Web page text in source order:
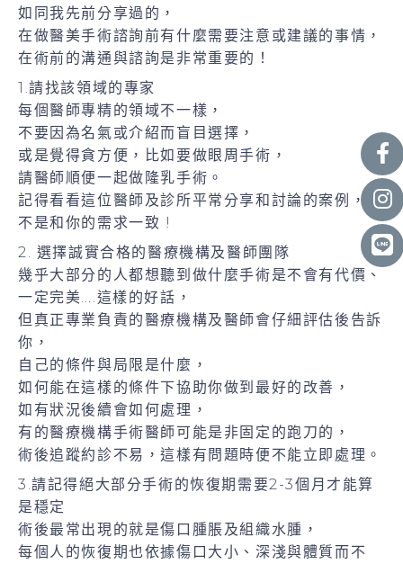
如同我先前分享過的，
在做醫美手術諮詢前有什麼需要注意或建議的事情，
在術前的溝通與諮詢是非常重要的！
1.請找該領域的專家
每個醫師專精的領域不一樣，
不要因為名氣或介紹而盲目選擇，
或是覺得貪方便，比如要做眼周手術，
請醫師順便一起做隆乳手術。
記得看看這位醫師及診所平常分享和討論的案例，是
不是和你的需求一致 !
2. 選擇誠實合格的醫療機構及醫師團隊
幾乎大部分的人都想聽到做什麼手術是不會有代價、
一定完美….這樣的好話，
但真正專業負責的醫療機構及醫師會仔細評估後告訴
你，
自己的條件與局限是什麼，
如何能在這樣的條件下協助你做到最好的改善，
如有狀況後續會如何處理，
有的醫療機構手術醫師可能是非固定的跑刀的，
術後追蹤約診不易，這樣有問題時便不能立即處理。
3.請記得絕大部分手術的恢復期需要2-3個月才能算
是穩定
術後最常出現的就是傷口腫脹及組織水腫，
每個人的恢復期也依據傷口大小、深淺與體質而不